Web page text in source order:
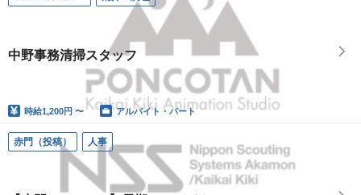
中野事務清掃スタッフ
時給1,200円 〜 アルバイト・パート
赤門（投稿） 人事